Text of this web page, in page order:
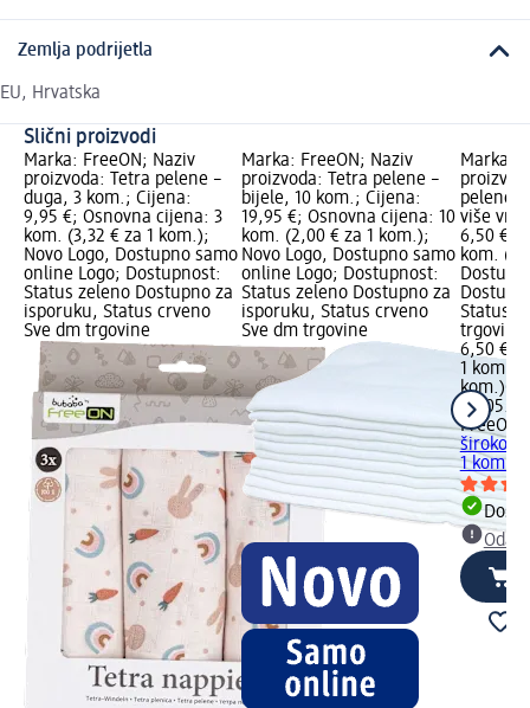
Zemlja podrijetla
EU, Hrvatska
Slični proizvodi
Marka: FreeON; Naziv
proizvoda: Tetra pelene –
duga, 3 kom.; Cijena:
9,95 €; Osnovna cijena: 3
kom. (3,32 € za 1 kom.);
Novo Logo, Dostupno samo
online Logo; Dostupnost:
Status zeleno Dostupno za
isporuku, Status crveno
Sve dm trgovine
Marka: FreeON; Naziv
proizvoda: Tetra pelene –
bijele, 10 kom.; Cijena:
19,95 €; Osnovna cijena: 10
kom. (2,00 € za 1 kom.);
Novo Logo, Dostupno samo
online Logo; Dostupnost:
Status zeleno Dostupno za
isporuku, Status crveno
Sve dm trgovine
Marka:
pelene
više
6,50 €;
kom.
Status
trgovinu
6,50 €
1 kom.
kom.)
FreeON
široko
1 kom.